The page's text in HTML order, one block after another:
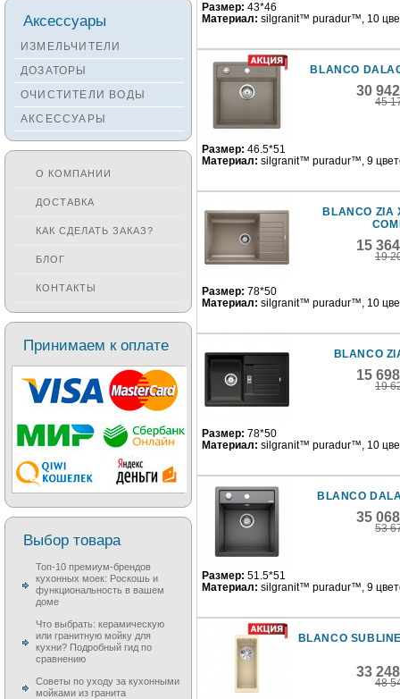
Размер: 43*46
Материал: silgranit™ puradur™, 10
BLANCO
30
45
Размер: 46.5*51
Материал: silgranit™ puradur™, 9
BLANCO ZIA
15
19
Размер: 78*50
Материал: silgranit™ puradur™, 10
BLANCO
15
19
Размер: 78*50
Материал: silgranit™ puradur™, 10
BLANCO
35
53
Размер: 51.5*51
Материал: silgranit™ puradur™, 9
BLANCO
33
48
Смесители KANTERA
Смесители SEAMAN
Смесители
Zigmund&Shtain
Смесители OULIN
Смесители под бронзу
Аксессуары
ИЗМЕЛЬЧИТЕЛИ
ДОЗАТОРЫ
ОЧИСТИТЕЛИ ВОДЫ
АКСЕССУАРЫ
О КОМПАНИИ
ДОСТАВКА
КАК СДЕЛАТЬ ЗАКАЗ?
БЛОГ
КОНТАКТЫ
Принимаем к оплате
Выбор товара
Топ-10 премиум-брендов
кухонных моек: Роскошь и
функциональность в вашем
доме
Что выбрать: керамическую
или гранитную мойку для
кухни? Подробный гид по
сравнению
Советы по уходу за кухонными
мойками из гранита